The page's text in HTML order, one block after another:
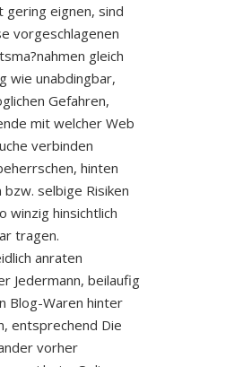
gering eignen, sind
vorgeschlagenen
gleich
wie unabdingbar,
Gefahren,
mit welcher Web
verbinden
hinten
bzw. selbige Risiken
winzig hinsichtlich
tragen.
anraten
Jedermann, beilaufig
Blog-Waren hinter
entsprechend Die
vorher